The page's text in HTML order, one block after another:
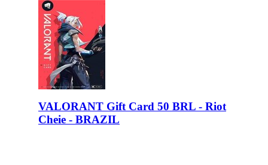
VALORANT Gift Card 50 BRL - Riot
Cheie - BRAZIL